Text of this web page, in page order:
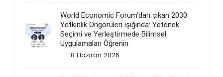
World Economic Forum’dan çıkan 2030
Yetkinlik Öngörüleri ışığında: Yetenek
Seçimi ve Yerleştirmede Bilimsel
Uygulamaları Öğrenin
8 Haziran 2026